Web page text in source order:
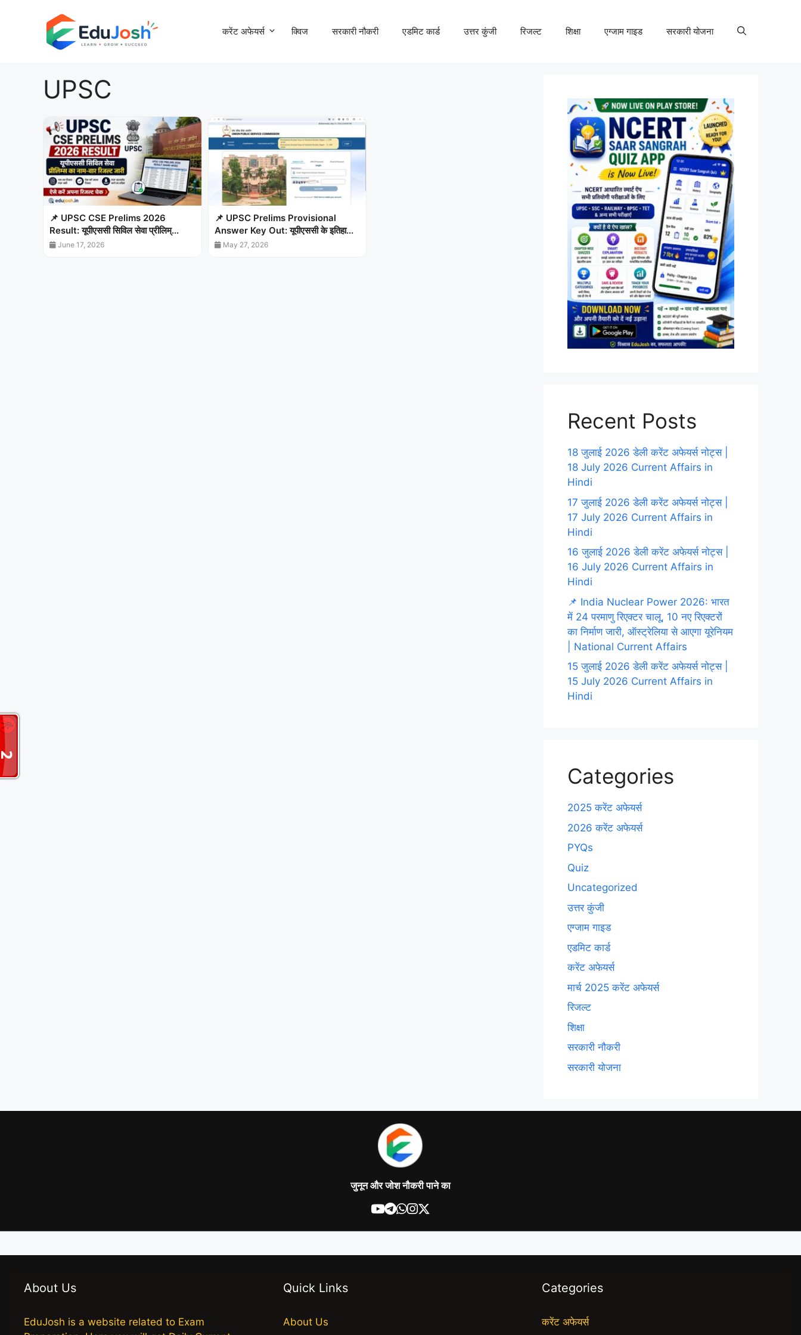
करेंट अफेयर्स क्विज सरकारी नौकरी एडमिट कार्ड उत्तर कुंजी रिजल्ट शिक्षा एग्जाम गाइड सरकारी योजना
UPSC
📌 UPSC CSE Prelims 2026
Result: यूपीएससी सिविल सेवा प्रीलिम्...
June 17, 2026
📌 UPSC Prelims Provisional
Answer Key Out: यूपीएससी के इतिहा...
May 27, 2026
Recent Posts
18 जुलाई 2026 डेली करेंट अफेयर्स नोट्स |
18 July 2026 Current Affairs in
Hindi
17 जुलाई 2026 डेली करेंट अफेयर्स नोट्स |
17 July 2026 Current Affairs in
Hindi
16 जुलाई 2026 डेली करेंट अफेयर्स नोट्स |
16 July 2026 Current Affairs in
Hindi
📌 India Nuclear Power 2026: भारत
में 24 परमाणु रिएक्टर चालू, 10 नए रिएक्टरों
का निर्माण जारी, ऑस्ट्रेलिया से आएगा यूरेनियम
| National Current Affairs
15 जुलाई 2026 डेली करेंट अफेयर्स नोट्स |
15 July 2026 Current Affairs in
Hindi
Categories
2025 करेंट अफेयर्स
2026 करेंट अफेयर्स
PYQs
Quiz
Uncategorized
उत्तर कुंजी
एग्जाम गाइड
एडमिट कार्ड
करेंट अफेयर्स
मार्च 2025 करेंट अफेयर्स
रिजल्ट
शिक्षा
सरकारी नौकरी
सरकारी योजना
जुनून और जोश नौकरी पाने का
About Us
EduJosh is a website related to Exam
Quick Links
About Us
Categories
करेंट अफेयर्स